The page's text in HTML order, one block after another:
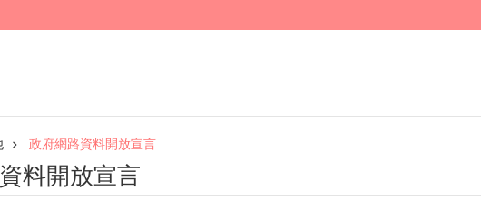
政府網路資料開放宣言
料開放宣言